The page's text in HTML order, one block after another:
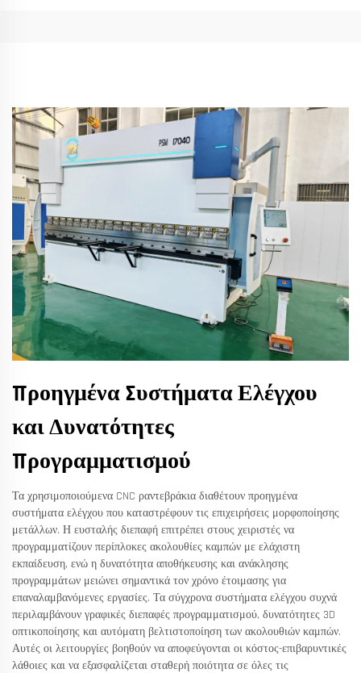
Προηγμένα Συστήματα Ελέγχου
και Δυνατότητες
Προγραμματισμού
Τα χρησιμοποιούμενα CNC ραντεβράκια διαθέτουν προηγμένα
συστήματα ελέγχου που καταστρέφουν τις επιχειρήσεις μορφοποίησης
μετάλλων. Η ευσταλής διεπαφή επιτρέπει στους χειριστές να
προγραμματίζουν περίπλοκες ακολουθίες καμπών με ελάχιστη
εκπαίδευση, ενώ η δυνατότητα αποθήκευσης και ανάκλησης
προγραμμάτων μειώνει σημαντικά τον χρόνο έτοιμασης για
επαναλαμβανόμενες εργασίες. Τα σύγχρονα συστήματα ελέγχου συχνά
περιλαμβάνουν γραφικές διεπαφές προγραμματισμού, δυνατότητες 3D
οπτικοποίησης και αυτόματη βελτιστοποίηση των ακολουθιών καμπών.
Αυτές οι λειτουργίες βοηθούν να αποφεύγονται οι κόστος-επιβαρυντικές
λάθοιες και να εξασφαλίζεται σταθερή ποιότητα σε όλες τις